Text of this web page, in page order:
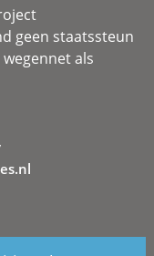
geen staatssteun
als